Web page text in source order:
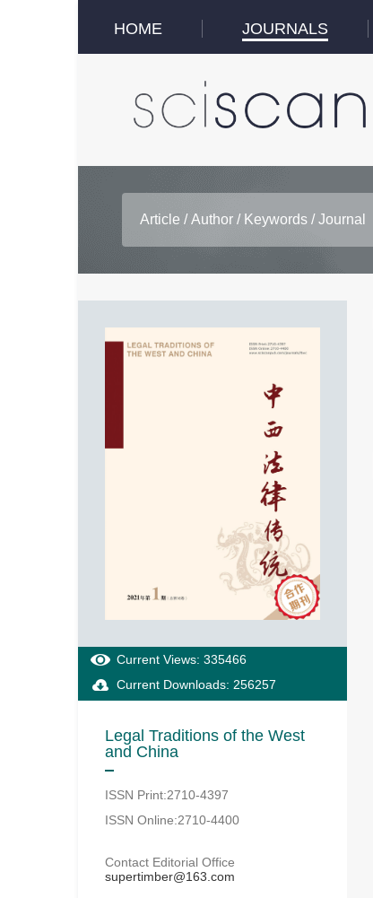
HOME JOURNALS
Current Views: 335466
Current Downloads: 256257
Legal Traditions of the West
and China
ISSN Print:2710-4397
ISSN Online:2710-4400
Contact Editorial Office
supertimber@163.com